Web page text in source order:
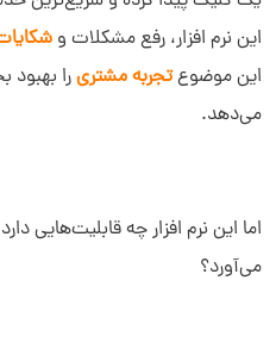
این نرم افزار، رفع مشکلات و
این موضوعتجربه مشتریرا بهبود
می‌دهد.
اما این نرم افزار چه قابلیت‌هایی
می‌آورد؟